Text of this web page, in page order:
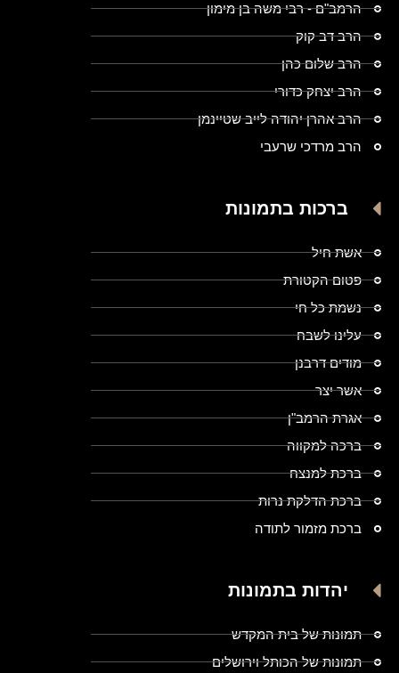
הרמב"ם - רבי משה בן מימון
הרב דב קוק
הרב שלום כהן
הרב יצחק כדורי
הרב אהרן יהודה לייב שטיינמן
הרב מרדכי שרעבי
ברכות בתמונות
אשת חיל
פטום הקטורת
נשמת כל חי
עלינו לשבח
מודים דרבנן
אשר יצר
אגרת הרמב"ן
ברכה למקווה
ברכת למנצח
ברכת הדלקת נרות
ברכת מזמור לתודה
יהדות בתמונות
תמונות של בית המקדש
תמונות של הכותל וירושלים